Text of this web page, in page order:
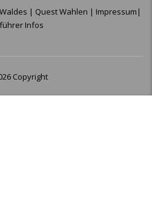
| Quest Wahlen | Impressum |
Infos
Copyright